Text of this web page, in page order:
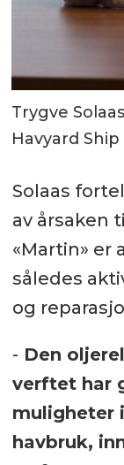
Trygve
Havyard
Solaas
av årsaken
«Martin» er
således
og
- Den
verftet har
muligheter
havbruk,